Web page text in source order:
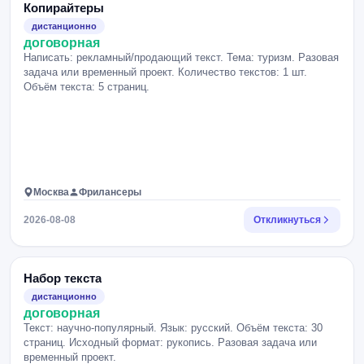
Копирайтеры
дистанционно
договорная
Написать: рекламный/продающий текст. Тема: туризм. Разовая
задача или временный проект. Количество текстов: 1 шт.
Объём текста: 5 страниц.
Москва Фрилансеры
2026-08-08 Откликнуться
Набор текста
дистанционно
договорная
Текст: научно-популярный. Язык: русский. Объём текста: 30
страниц. Исходный формат: рукопись. Разовая задача или
временный проект.